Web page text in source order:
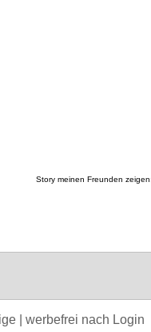
Story meinen Freunden
| werbefrei nach Login